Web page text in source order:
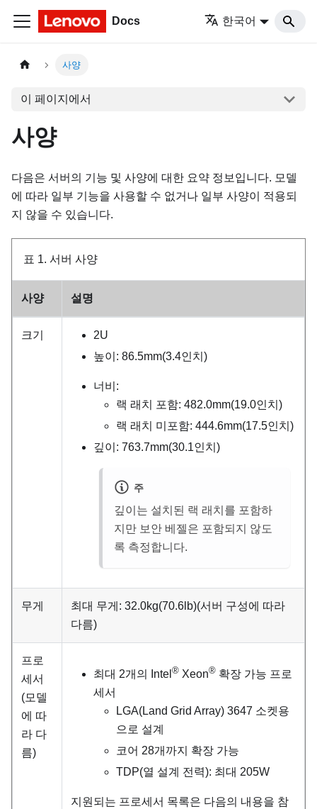
Docs 한국어
사양
이 페이지에서
사양
다음은 서버의 기능 및 사양에 대한 요약 정보입니다. 모델
에 따라 일부 기능을 사용할 수 없거나 일부 사양이 적용되
지 않을 수 있습니다.
표 1. 서버 사양
사양 설명
크기
2U
높이: 86.5mm(3.4인치)
너비:
랙 래치 포함: 482.0mm(19.0인치)
랙 래치 미포함: 444.6mm(17.5인치)
깊이: 763.7mm(30.1인치)
주
깊이는 설치된 랙 래치를 포함하
지만 보안 베젤은 포함되지 않도
록 측정합니다.
무게
최대 무게: 32.0kg(70.6lb)(서버 구성에 따라
다름)
프로
세서
(모델
에 따
라 다
름)
최대 2개의 Intel ® Xeon® 확장 가능 프로
세서
LGA(Land Grid Array) 3647 소켓용
으로 설계
코어 28개까지 확장 가능
TDP(열 설계 전력): 최대 205W
지원되는 프로세서 목록은 다음의 내용을 참